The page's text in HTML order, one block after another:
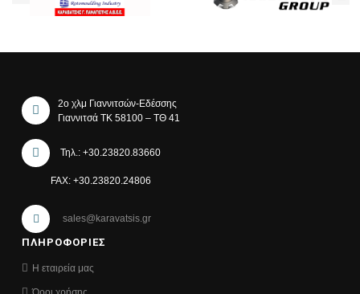
2ο χλμ Γιαννιτσών-Εδέσσης
Γιαννιτσά ΤΚ 58100 – ΤΘ 41
Τηλ.: +30.23820.83660
FAX: +30.23820.24806
sales@karavatsis.gr
ΠΛΗΡΟΦΟΡΙΕΣ
Η εταιρεία μας